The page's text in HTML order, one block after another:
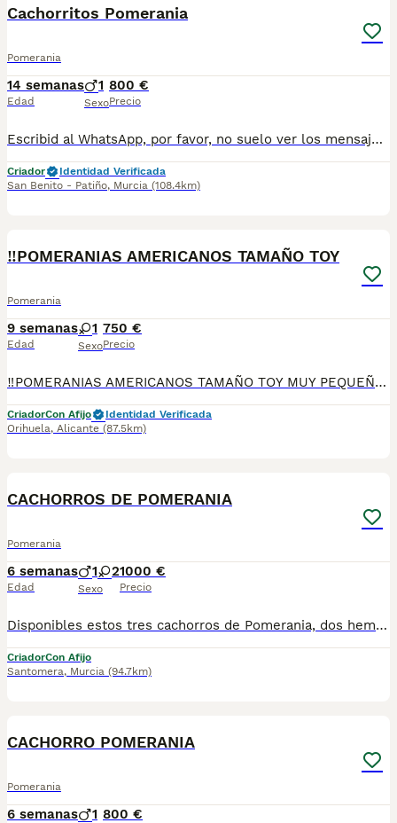
Cachorritos Pomerania
Pomerania
14 semanas
Edad
1
Sexo
800 €
Precio
Escribid al WhatsApp, por favor, no suelo ver los mensajes de la plataforma, dadle a mostrar telefono, por favor. Atiendo WhatsApp al 697696207. Preciosos cachorritos pomerania macho y hembras, los machos son los tres primeros, el mas clarito y el negro y fuego y el tricolor. Criados en libertad, muy simpaticos y cariñosos. Se entregan desparasitados, vacunados, con chip, cartilla sanitaria y contrato de garantía.
Criador
Identidad Verificada
San Benito - Patiño, Murcia (108.4km)
‼️POMERANIAS AMERICANOS TAMAÑO TOY
Pomerania
9 semanas
Edad
1
Sexo
750 €
Precio
‼️POMERANIAS AMERICANOS TAMAÑO TOY MUY PEQUEÑO Y MUY BUENA CALIDAD DE PELO MUY CHATITOS🐶🐶 CON VACUNA, CARTILLA, DESPARACITADOS Y REVISADOS POR UN VETERINARIO ESTAMOS EN MURCIA TAMBIÉN SE HACE ENVIO‼️‼️
CriadorCon Afijo
Identidad Verificada
Orihuela, Alicante (87.5km)
CACHORROS DE POMERANIA
Pomerania
6 semanas
Edad
1 2
Sexo
1000 €
Precio
Disponibles estos tres cachorros de Pomerania, dos hembras y un macho. Para más información no dudes en contactar con nosotros.
CriadorCon Afijo
Santomera, Murcia (94.7km)
CACHORRO POMERANIA
Pomerania
6 semanas 1 800 €